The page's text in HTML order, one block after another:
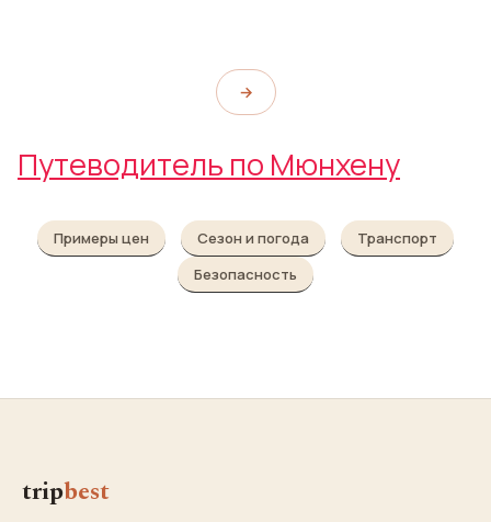
→
Путеводитель по Мюнхену
Примеры цен Сезон и погода
Транспорт
Безопасность
tripbest